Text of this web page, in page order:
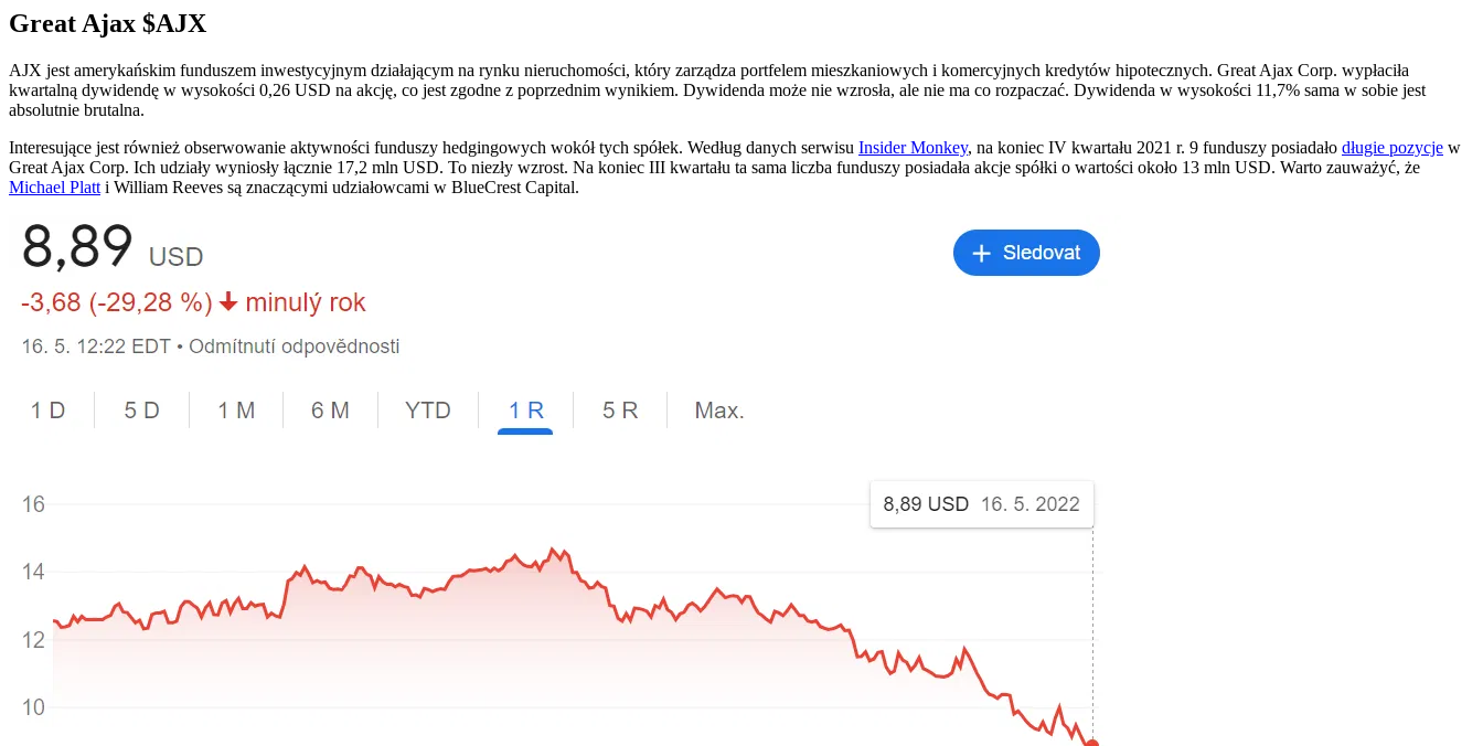
Great Ajax $AJX
AJX jest amerykańskim funduszem inwestycyjnym działającym na rynku nieruchomości, który zarządza portfelem mieszkaniowych i komercyjnych kredytów hipotecznych. Great Ajax Corp. wypłaciła
kwartalną dywidendę w wysokości 0,26 USD na akcję, co jest zgodne z poprzednim wynikiem. Dywidenda może nie wzrosła, ale nie ma co rozpaczać. Dywidenda w wysokości 11,7% sama w sobie jest
absolutnie brutalna.
Interesujące jest również obserwowanie aktywności funduszy hedgingowych wokół tych spółek. Według danych serwisu Insider Monkey, na koniec IV kwartału 2021 r. 9 funduszy posiadało długie pozycje w
Great Ajax Corp. Ich udziały wyniosły łącznie 17,2 mln USD. To niezły wzrost. Na koniec III kwartału ta sama liczba funduszy posiadała akcje spółki o wartości około 13 mln USD. Warto zauważyć, że
Michael Platt i William Reeves są znaczącymi udziałowcami w BlueCrest Capital.